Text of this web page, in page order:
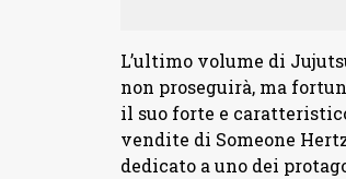
L’ultimo volume di
non proseguirà, ma
il suo forte e
vendite di Someone
dedicato a uno dei